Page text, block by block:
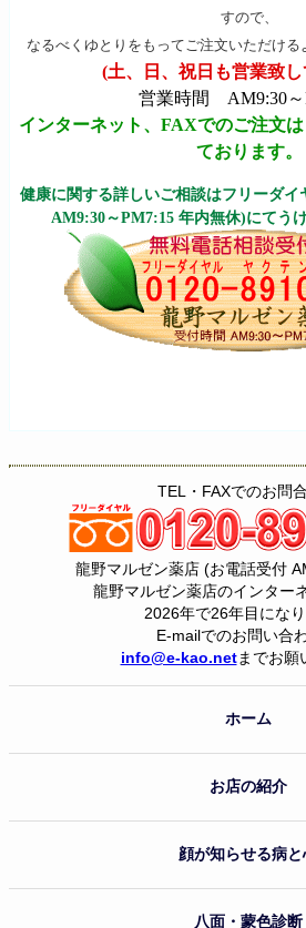
すので、
なるべくゆとりをもってご注文いただける
(土、日、祝日も営業致
営業時間 AM9:30～
インターネット、FAXでのご注文
ております。
健康に関する詳しいご相談はフリーダイ
AM9:30～PM7:15 年内無休)にてう
TEL・FAXでのお問
龍野マルゼン薬店 (お電話受付
龍野マルゼン薬店のインター
2026年で26年目になり
E-mailでのお問い合
info@e-kao.netまでお願
ホーム
お店の紹介
顔が知らせる病と
八面・蒙色診断